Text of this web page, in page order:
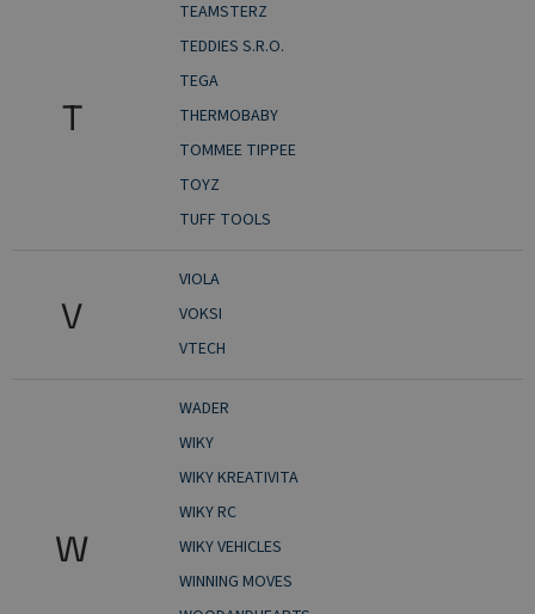
T
TEAMSTERZ
TEDDIES S.R.O.
TEGA
THERMOBABY
TOMMEE TIPPEE
TOYZ
TUFF TOOLS
V
VIOLA
VOKSI
VTECH
W
WADER
WIKY
WIKY KREATIVITA
WIKY RC
WIKY VEHICLES
WINNING MOVES